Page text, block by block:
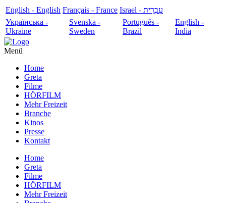
English - English Français - France
עִבְרִית - Israel
Українська -
Ukraine
Svenska -
Sweden
Português -
Brazil
English -
India
Menü
Home
Greta
Filme
HÖRFILM
Mehr Freizeit
Branche
Kinos
Presse
Kontakt
Home
Greta
Filme
HÖRFILM
Mehr Freizeit